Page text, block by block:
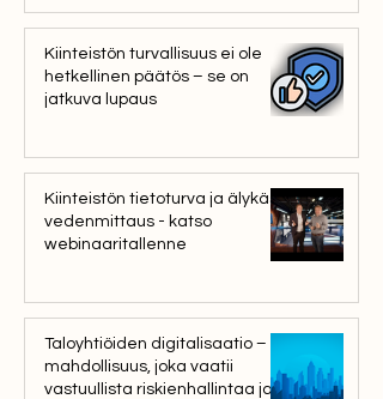
Kiinteistön turvallisuus ei ole
hetkellinen päätös – se on
jatkuva lupaus
Kiinteistön tietoturva ja älykäs
vedenmittaus - katso
webinaaritallenne
Taloyhtiöiden digitalisaatio –
mahdollisuus, joka vaatii
vastuullista riskienhallintaa ja